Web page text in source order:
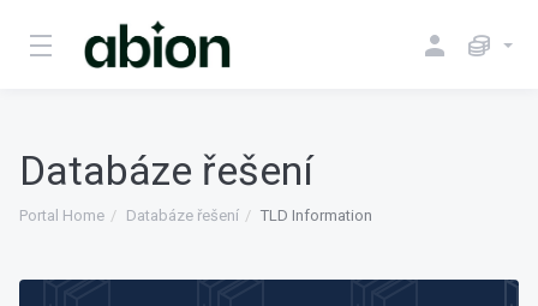
Databáze řešení
Portal Home Databáze řešení TLD Information